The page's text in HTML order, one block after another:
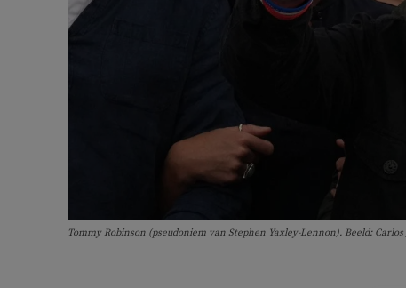
Tommy Robinson (pseudoniem van Stephen Yaxley-Lennon). Beeld: Carlos